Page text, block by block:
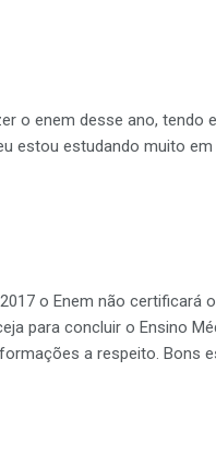
o enem desse ano, tendo
estou estudando muito
o Enem não certificará
para concluir o Ensino
a respeito. Bons